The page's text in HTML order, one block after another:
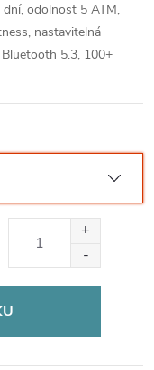
odolnost 5 ATM,
nastavitelná
5.3, 100+